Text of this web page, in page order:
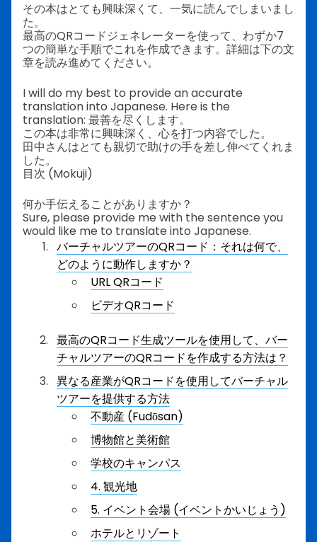
その本はとても興味深くて、一気に読んでしまいまし
た。
最高のQRコードジェネレーターを使って、わずか7
つの簡単な手順でこれを作成できます。詳細は下の文
章を読み進めてください。
I will do my best to provide an accurate
translation into Japanese. Here is the
translation: 最善を尽くします。
この本は非常に興味深く、心を打つ内容でした。
田中さんはとても親切で助けの手を差し伸べてくれま
した。
目次 (Mokuji)
何か手伝えることがありますか？
Sure, please provide me with the sentence you
would like me to translate into Japanese.
バーチャルツアーのQRコード：それは何で、
どのように動作しますか？
URL QRコード
ビデオQRコード
最高のQRコード生成ツールを使用して、バー
チャルツアーのQRコードを作成する方法は？
異なる産業がQRコードを使用してバーチャル
ツアーを提供する方法
不動産 (Fudōsan)
博物館と美術館
学校のキャンパス
4. 観光地
5. イベント会場 (イベントかいじょう)
ホテルとリゾート